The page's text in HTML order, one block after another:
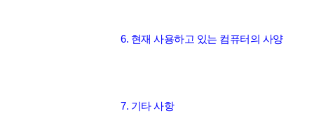
6. 현재 사용하고 있는 컴퓨터의 사양
7. 기타 사항